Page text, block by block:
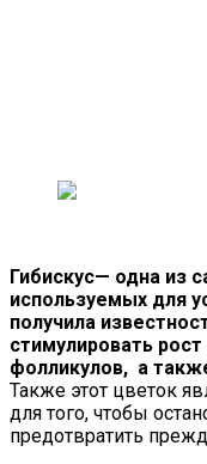
Гибискус— одна из
используемых для
получила
стимулировать
фолликулов, а
Также этот цветок
для того, чтобы
предотвратить